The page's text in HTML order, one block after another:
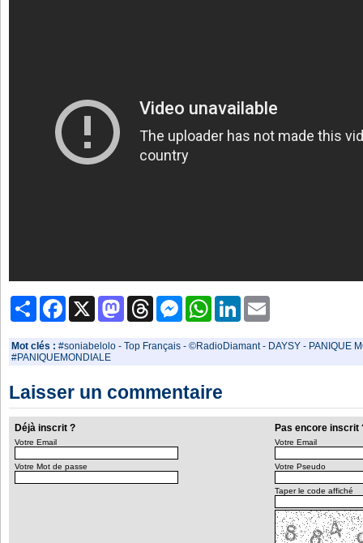
PartagerFacebook MastodonThreads MessengerWhatsAppLinkedIn
Mot clés : #soniabelolo - Top Français - ©RadioDiamant- DAYSY - PANIQUE
#PANIQUEMONDIALE
Laisser un commentaire
Déjà inscrit ? Pas encore inscrit
Votre Email
Votre Mot de passe
Votre Email
Votre Pseudo
Taper le code affiché